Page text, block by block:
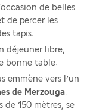
de belles
de percer les
tapis.
déjeuner libre,
bonne table.
emmène vers l’un
de Merzouga.
de 150 mètres, se